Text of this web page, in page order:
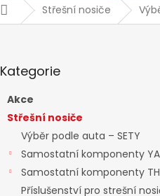
DomůStřešní nosiče
kategorie
Kategorie
Akce
Střešní nosiče
Výběr podle auta – SETY
Samostatní komponenty
Samostatní komponenty
Příslušenství pro strešní